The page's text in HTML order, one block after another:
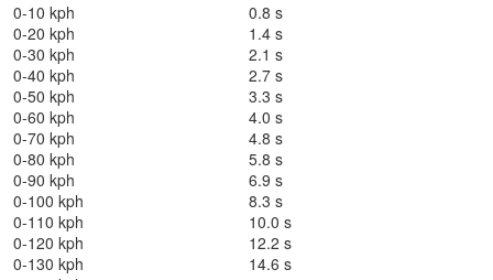
0-10 kph
0.8 s
0-20 kph
1.4 s
0-30 kph
2.1 s
0-40 kph
2.7 s
0-50 kph
3.3 s
0-60 kph
4.0 s
0-70 kph
4.8 s
0-80 kph
5.8 s
0-90 kph
6.9 s
0-100 kph
8.3 s
0-110 kph
10.0 s
0-120 kph
12.2 s
0-130 kph
14.6 s